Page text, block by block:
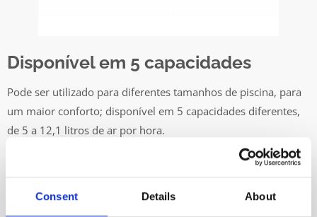
Consent Details About
Disponível em 5 capacidades
Pode ser utilizado para diferentes tamanhos de piscina, para
um maior conforto; disponível em 5 capacidades diferentes,
de 5 a 12,1 litros de ar por hora.